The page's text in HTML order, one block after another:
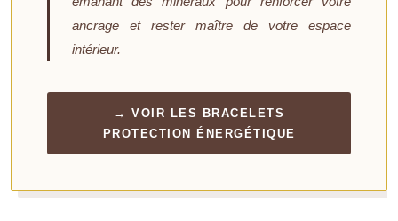
ancrage et rester maître de votre espace
intérieur.
→ VOIR LES BRACELETS
PROTECTION ÉNERGÉTIQUE